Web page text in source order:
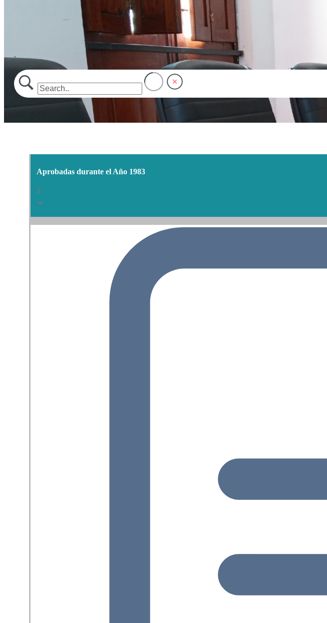
.
Aprobadas durante el Año 1983
4